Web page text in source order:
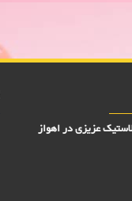
عزیزی در اهواز